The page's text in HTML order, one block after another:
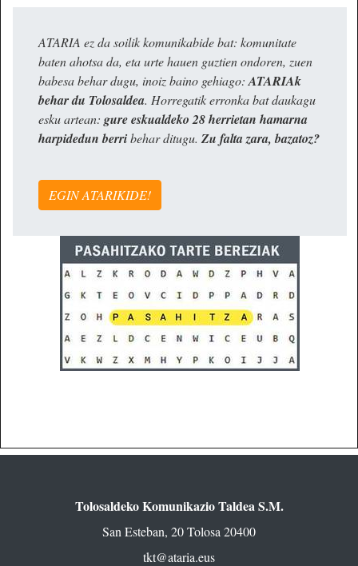
ATARIA ez da soilik komunikabide bat: komunitate
baten ahotsa da, eta urte hauen guztien ondoren, zuen
babesa behar dugu, inoiz baino gehiago: ATARIAk
behar du Tolosaldea. Horregatik erronka bat daukagu
esku artean: gure eskualdeko 28 herrietan hamarna
harpidedun berribehar ditugu. Zu falta zara, bazatoz?
EGIN ATARIKIDE!
Tolosaldeko Komunikazio Taldea S.M.
San Esteban, 20 Tolosa 20400
tkt@ataria.eus